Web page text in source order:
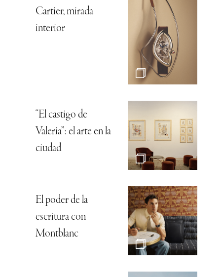
Cartier, mirada
interior
“El castigo de
Valeria”: el arte en la
ciudad
El poder de la
escritura con
Montblanc